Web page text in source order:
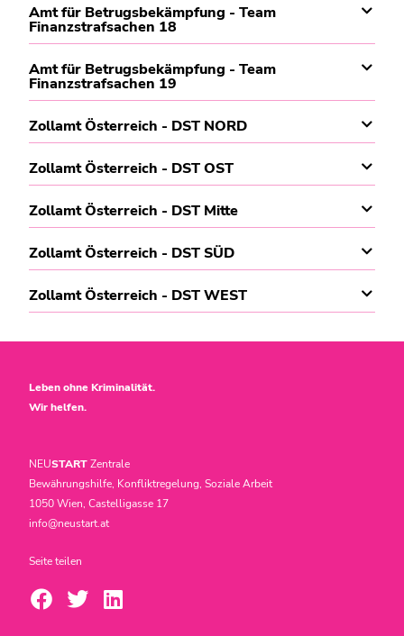
Amt für Betrugsbekämpfung - Team
Finanzstrafsachen 18
Amt für Betrugsbekämpfung - Team
Finanzstrafsachen 19
Zollamt Österreich - DST NORD
Zollamt Österreich - DST OST
Zollamt Österreich - DST Mitte
Zollamt Österreich - DST SÜD
Zollamt Österreich - DST WEST
Leben ohne Kriminalität.
Wir helfen.
NEUSTARTZentrale
Bewährungshilfe, Konfliktregelung, Soziale Arbeit
1050 Wien, Castelligasse 17
info@neustart.at
Seite teilen